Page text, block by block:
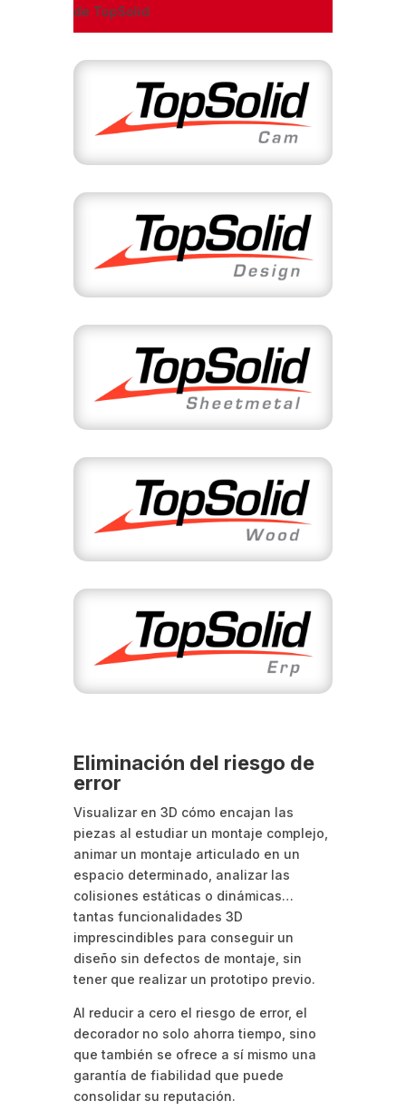
de TopSolid
Eliminación del riesgo de
error
Visualizar en 3D cómo encajan las
piezas al estudiar un montaje complejo,
animar un montaje articulado en un
espacio determinado, analizar las
colisiones estáticas o dinámicas…
tantas funcionalidades 3D
imprescindibles para conseguir un
diseño sin defectos de montaje, sin
tener que realizar un prototipo previo.
Al reducir a cero el riesgo de error, el
decorador no solo ahorra tiempo, sino
que también se ofrece a sí mismo una
garantía de fiabilidad que puede
consolidar su reputación.